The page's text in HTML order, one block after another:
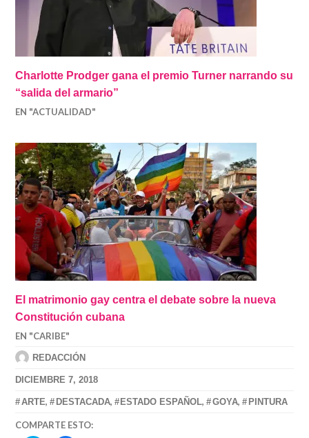
Charlotte Prodger gana el premio Turner narrando su
“salida del armario”
EN "ACTUALIDAD"
El matrimonio gay centra el debate sobre la nueva
Constitución cubana
EN "CARIBE"
REDACCIÓN
DICIEMBRE 7, 2018
ARTE, DESTACADA, ESTADO ESPAÑOL, GOYA, PINTURA
COMPARTE ESTO: